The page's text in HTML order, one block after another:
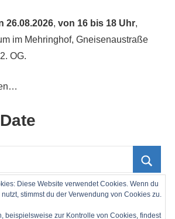
26.08.2026, von 16 bis 18 Uhr,
im Mehringhof, Gneisenaustraße
OG.
Diese Website verwendet Cookies. Wenn du
stimmst du der Verwendung von Cookies zu.
beispielsweise zur Kontrolle von Cookies, findest